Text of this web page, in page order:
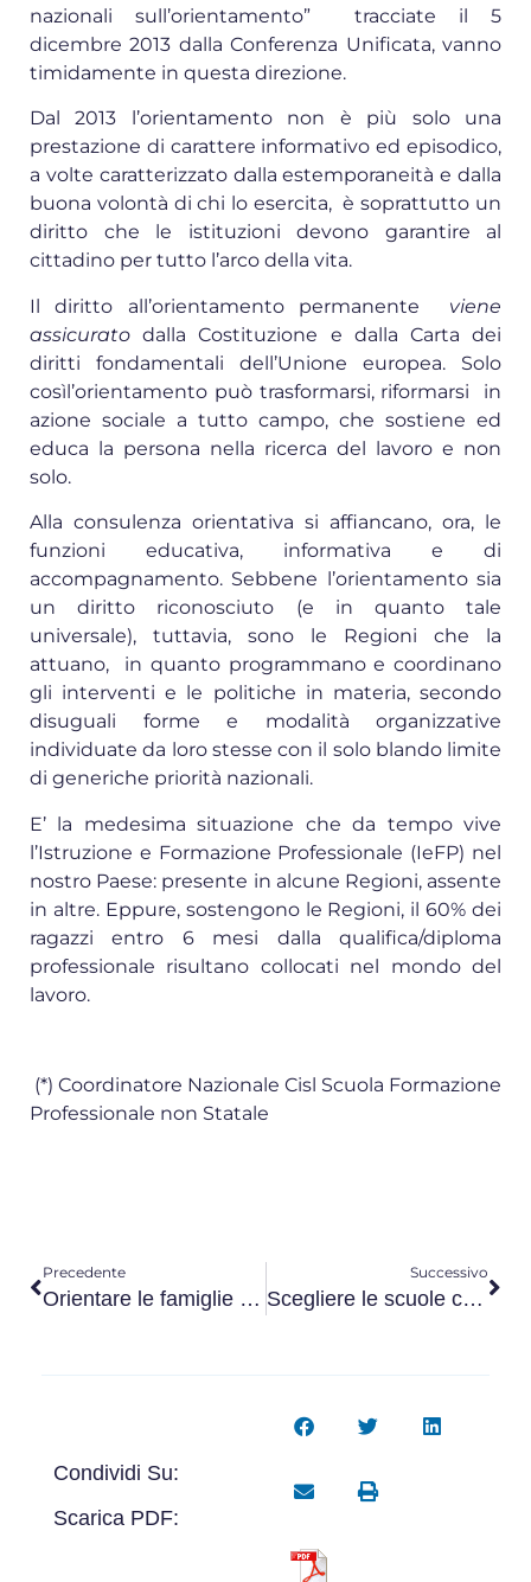
nazionali sull’orientamento” tracciate il 5
dicembre 2013 dalla Conferenza Unificata, vanno
timidamente in questa direzione.
Dal 2013 l’orientamento non è più solo una
prestazione di carattere informativo ed episodico,
a volte caratterizzato dalla estemporaneità e dalla
buona volontà di chi lo esercita, è soprattutto un
diritto che le istituzioni devono garantire al
cittadino per tutto l’arco della vita.
Il diritto all’orientamento permanente viene
assicuratodalla Costituzione e dalla Carta dei
diritti fondamentali dell’Unione europea. Solo
cosìl’orientamento può trasformarsi, riformarsi in
azione sociale a tutto campo, che sostiene ed
educa la persona nella ricerca del lavoro e non
solo.
Alla consulenza orientativa si affiancano, ora, le
funzioni educativa, informativa e di
accompagnamento. Sebbene l’orientamento sia
un diritto riconosciuto (e in quanto tale
universale), tuttavia, sono le Regioni che la
attuano, in quanto programmano e coordinano
gli interventi e le politiche in materia, secondo
disuguali forme e modalità organizzative
individuate da loro stesse con il solo blando limite
di generiche priorità nazionali.
E’ la medesima situazione che da tempo vive
l’Istruzione e Formazione Professionale (IeFP) nel
nostro Paese: presente in alcune Regioni, assente
in altre. Eppure, sostengono le Regioni, il 60% dei
ragazzi entro 6 mesi dalla qualifica/diploma
professionale risultano collocati nel mondo del
lavoro.
(*) Coordinatore Nazionale Cisl Scuola Formazione
Professionale non Statale
Precedente
Orientare le famiglie per orientare i giovani
Successivo
Scegliere le scuole che sono aperte al lavoro
Condividi Su:
Scarica PDF: